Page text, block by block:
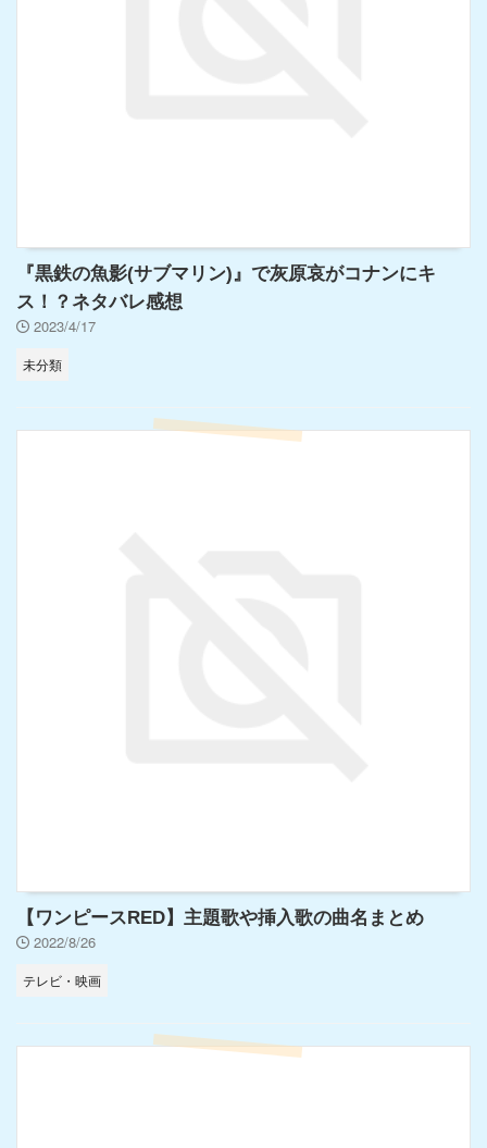
『黒鉄の魚影(サブマリン)』で灰原哀がコナンにキ
ス！？ネタバレ感想
2023/4/17
未分類
【ワンピースRED】主題歌や挿入歌の曲名まとめ
2022/8/26
テレビ・映画